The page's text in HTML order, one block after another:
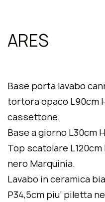
ARES
Base porta lavabo
tortora opaco L90cm
cassettone.
Base a giorno L30cm
Top scatolare
nero Marquinia.
Lavabo in ceramica
P34,5cm piu’ piletta